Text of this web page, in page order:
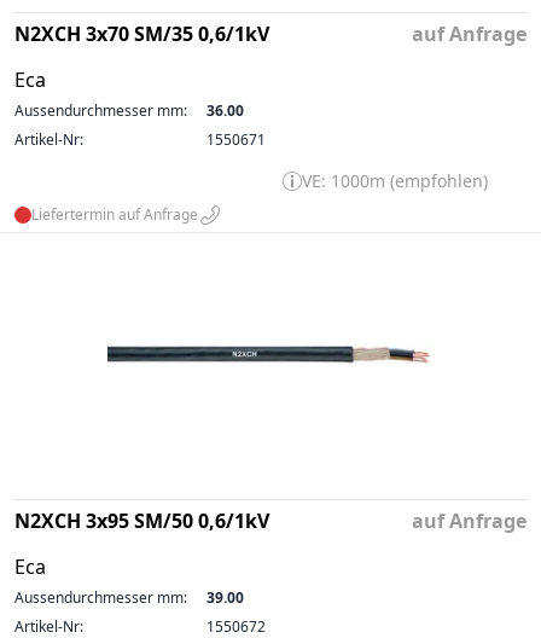
N2XCH 3x70 SM/35 0,6/1kV
Eca
auf Anfrage
Aussendurchmesser mm:
36.00
Artikel-Nr:
1550671
VE: 1000m (empfohlen)
Liefertermin auf Anfrage
N2XCH 3x95 SM/50 0,6/1kV
Eca
auf Anfrage
Aussendurchmesser mm:
39.00
Artikel-Nr:
1550672